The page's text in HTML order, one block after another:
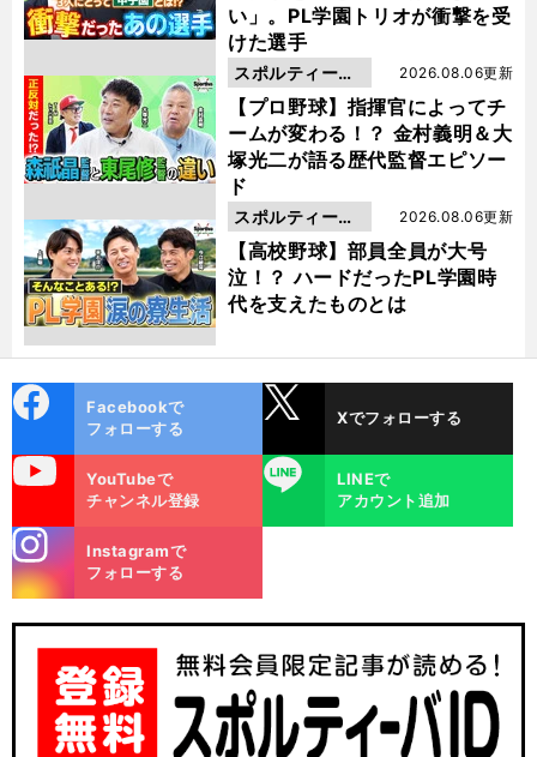
い」。PL学園トリオが衝撃を受
けた選手
【プロ野球】指揮官によってチ
ームが変わる！？ 金村義明＆大
塚光二が語る歴代監督エピソー
ド
2026.08.06更新
スポルティーバ
動画
【高校野球】部員全員が大号
泣！？ ハードだったPL学園時
代を支えたものとは
2026.08.06更新
スポルティーバ
動画
ok
Facebookで
フォローする
Xでフォローする
YouTubeで
チャンネル登録
LINE
LINEで
アカウント追加
m
Instagramで
フォローする